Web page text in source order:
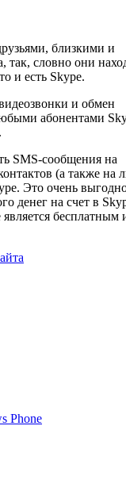
близкими и
так, словно они
и есть Skype.
и обмен
абонентами
SMS-сообщения на
(а также на
Это очень
денег на счет в
бесплатным
Phone